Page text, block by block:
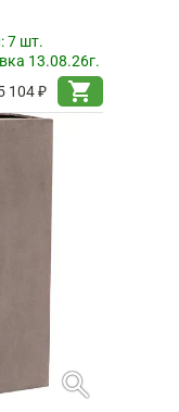
7 шт.
13.08.26г.
104 ₽
shopping_cart
search